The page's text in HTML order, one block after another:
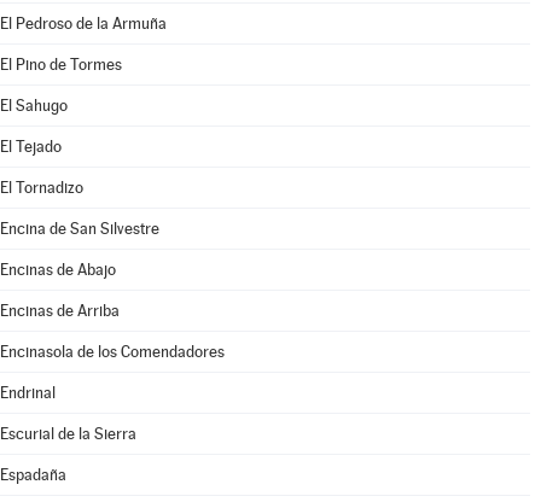
El Pedroso de la Armuña
El Pino de Tormes
El Sahugo
El Tejado
El Tornadizo
Encina de San Silvestre
Encinas de Abajo
Encinas de Arriba
Encinasola de los Comendadores
Endrinal
Escurial de la Sierra
Espadaña